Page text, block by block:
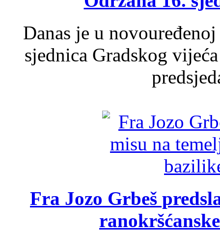
Danas je u
sjednica Gradskog
Fra Jozo Grbeš